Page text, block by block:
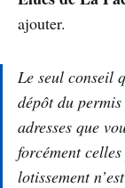
ajouter.
Le seul conseil
dépôt du
adresses que
forcément
lotissement